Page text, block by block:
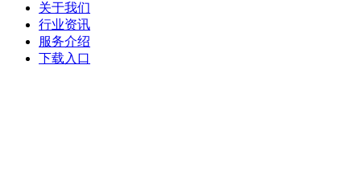
关于我们
行业资讯
服务介绍
下载入口